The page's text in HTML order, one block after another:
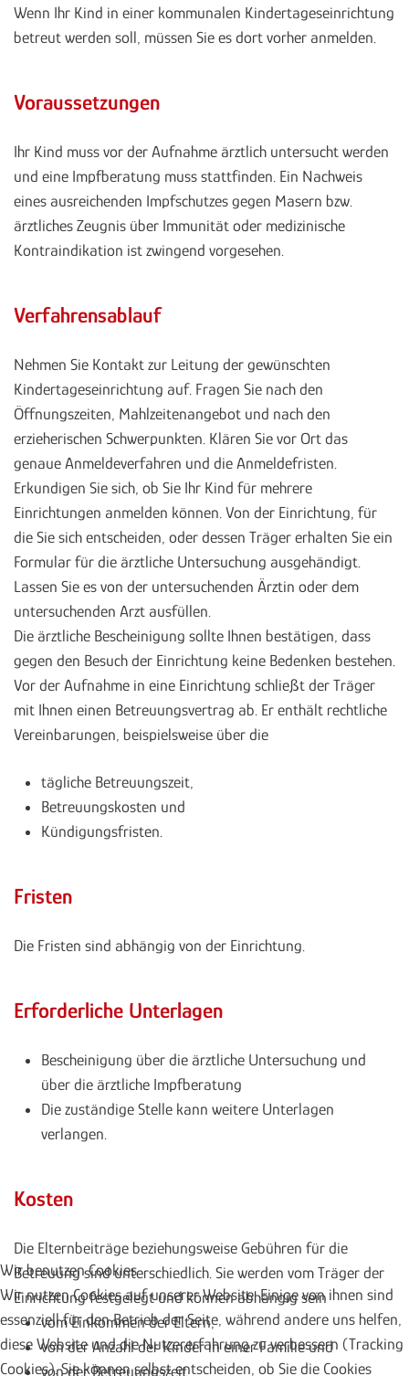
Wenn Ihr Kind in einer kommunalen Kindertageseinrichtung
betreut werden soll, müssen Sie es dort vorher anmelden.
Voraussetzungen
Ihr Kind muss vor der Aufnahme ärztlich untersucht werden
und eine Impfberatung muss stattfinden. Ein Nachweis
eines ausreichenden Impfschutzes gegen Masern bzw.
ärztliches Zeugnis über Immunität oder medizinische
Kontraindikation ist zwingend vorgesehen.
Verfahrensablauf
Nehmen Sie Kontakt zur Leitung der gewünschten
Kindertageseinrichtung auf. Fragen Sie nach den
Öffnungszeiten, Mahlzeitenangebot und nach den
erzieherischen Schwerpunkten. Klären Sie vor Ort das
genaue Anmeldeverfahren und die Anmeldefristen.
Erkundigen Sie sich, ob Sie Ihr Kind für mehrere
Einrichtungen anmelden können. Von der Einrichtung, für
die Sie sich entscheiden, oder dessen Träger erhalten Sie ein
Formular für die ärztliche Untersuchung ausgehändigt.
Lassen Sie es von der untersuchenden Ärztin oder dem
untersuchenden Arzt ausfüllen.
Die ärztliche Bescheinigung sollte Ihnen bestätigen, dass
gegen den Besuch der Einrichtung keine Bedenken bestehen.
Vor der Aufnahme in eine Einrichtung schließt der Träger
mit Ihnen einen Betreuungsvertrag ab. Er enthält rechtliche
Vereinbarungen, beispielsweise über die
tägliche Betreuungszeit,
Betreuungskosten und
Kündigungsfristen.
Fristen
Die Fristen sind abhängig von der Einrichtung.
Erforderliche Unterlagen
Bescheinigung über die ärztliche Untersuchung und
über die ärztliche Impfberatung
Die zuständige Stelle kann weitere Unterlagen
verlangen.
Kosten
Die Elternbeiträge beziehungsweise Gebühren für die
Betreuung sind unterschiedlich. Sie werden vom Träger der
Einrichtung festgelegt und können abhängig sein
vom Einkommen der Eltern,
von der Anzahl der Kinder in einer Familie und
von der Betreuungszeit.
Wir benutzen Cookies
Wir nutzen Cookies auf unserer Website. Einige von ihnen sind
essenziell für den Betrieb der Seite, während andere uns helfen,
diese Website und die Nutzererfahrung zu verbessern (Tracking
Cookies). Sie können selbst entscheiden, ob Sie die Cookies